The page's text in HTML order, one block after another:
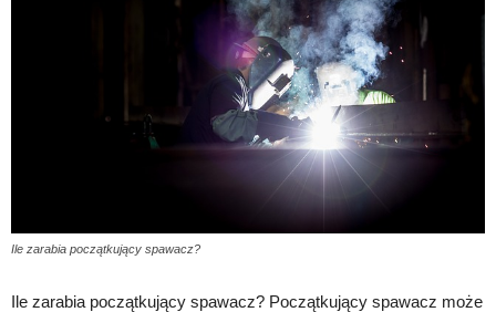
Ile zarabia początkujący spawacz?
Ile zarabia początkujący spawacz? Początkujący spawacz może